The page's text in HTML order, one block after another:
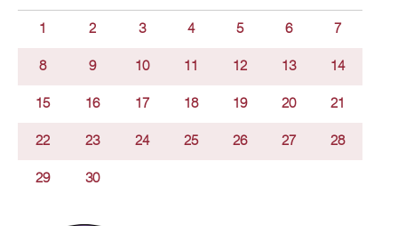
1 2 3 4 5 6 7
8 9 10 11 12 13 14
15 16 17 18 19 20 21
22 23 24 25 26 27 28
29 30